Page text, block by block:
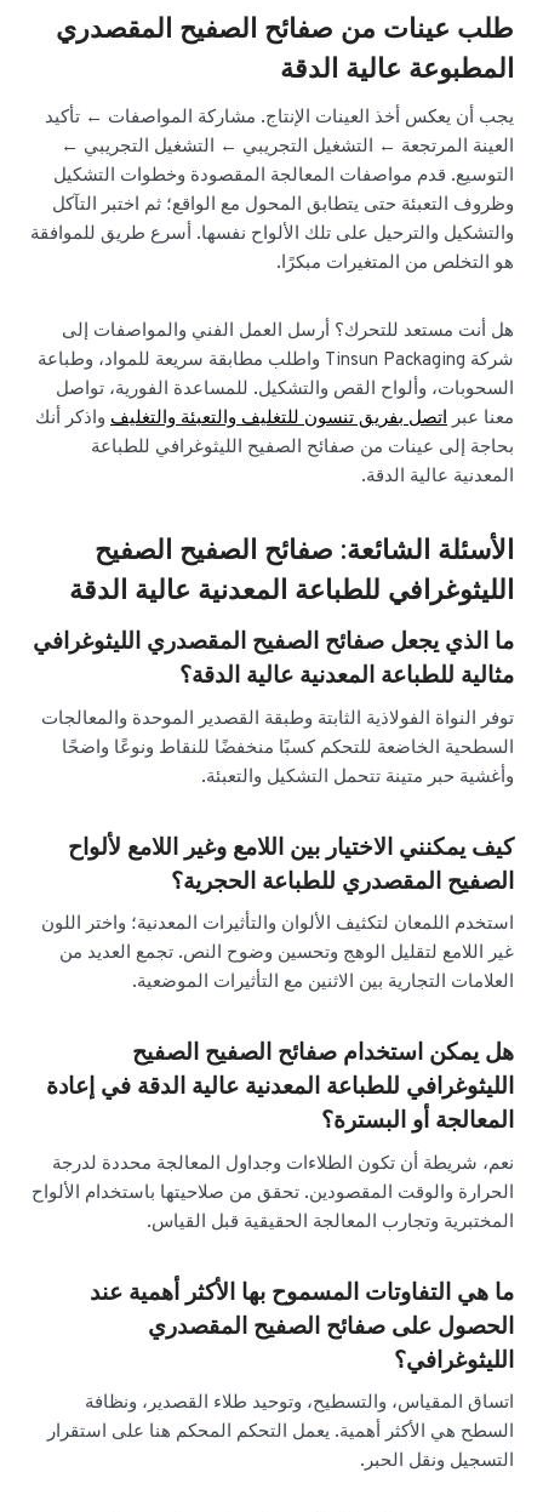
طلب عينات من صفائح الصفيح المقصدري
المطبوعة عالية الدقة
يجب أن يعكس أخذ العينات الإنتاج. مشاركة المواصفات ← تأكيد
العينة المرتجعة ← التشغيل التجريبي ← التشغيل التجريبي ←
التوسيع. قدم مواصفات المعالجة المقصودة وخطوات التشكيل
وظروف التعبئة حتى يتطابق المحول مع الواقع؛ ثم اختبر التآكل
والتشكيل والترحيل على تلك الألواح نفسها. أسرع طريق للموافقة
هو التخلص من المتغيرات مبكرًا.
هل أنت مستعد للتحرك؟ أرسل العمل الفني والمواصفات إلى
شركة Tinsun Packaging واطلب مطابقة سريعة للمواد، وطباعة
السحوبات، وألواح القص والتشكيل. للمساعدة الفورية، تواصل
معنا عبر اتصل بفريق تنسون للتغليف والتعبئة والتغليف واذكر أنك
بحاجة إلى عينات من صفائح الصفيح الليثوغرافي للطباعة
المعدنية عالية الدقة.
الأسئلة الشائعة: صفائح الصفيح الصفيح
الليثوغرافي للطباعة المعدنية عالية الدقة
ما الذي يجعل صفائح الصفيح المقصدري الليثوغرافي
مثالية للطباعة المعدنية عالية الدقة؟
توفر النواة الفولاذية الثابتة وطبقة القصدير الموحدة والمعالجات
السطحية الخاضعة للتحكم كسبًا منخفضًا للنقاط ونوعًا واضحًا
وأغشية حبر متينة تتحمل التشكيل والتعبئة.
كيف يمكنني الاختيار بين اللامع وغير اللامع لألواح
الصفيح المقصدري للطباعة الحجرية؟
استخدم اللمعان لتكثيف الألوان والتأثيرات المعدنية؛ واختر اللون
غير اللامع لتقليل الوهج وتحسين وضوح النص. تجمع العديد من
العلامات التجارية بين الاثنين مع التأثيرات الموضعية.
هل يمكن استخدام صفائح الصفيح الصفيح
الليثوغرافي للطباعة المعدنية عالية الدقة في إعادة
المعالجة أو البسترة؟
نعم، شريطة أن تكون الطلاءات وجداول المعالجة محددة لدرجة
الحرارة والوقت المقصودين. تحقق من صلاحيتها باستخدام الألواح
المختبرية وتجارب المعالجة الحقيقية قبل القياس.
ما هي التفاوتات المسموح بها الأكثر أهمية عند
الحصول على صفائح الصفيح المقصدري
الليثوغرافي؟
اتساق المقياس، والتسطيح، وتوحيد طلاء القصدير، ونظافة
السطح هي الأكثر أهمية. يعمل التحكم المحكم هنا على استقرار
التسجيل ونقل الحبر.